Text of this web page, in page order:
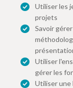
Utiliser les
projets
Savoir
Utiliser
gérer les
Utiliser une